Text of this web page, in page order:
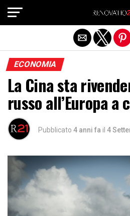
ECONOMIA
La Cina sta
russo all’Europa a
Pubblicato 4 anni fa il 4
Exit mobile